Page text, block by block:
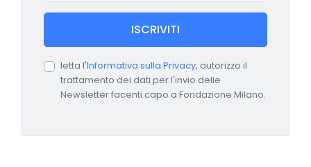
ISCRIVITI
letta l'Informativa sulla Privacy, autorizzo il
trattamento dei dati per l'invio delle
Newsletter facenti capo a Fondazione Milano.